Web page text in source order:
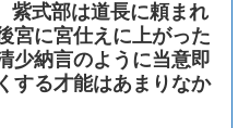
紫式部は道長に頼まれ
宮に宮仕えに上がった
少納言のように当意即
する才能はあまりなか